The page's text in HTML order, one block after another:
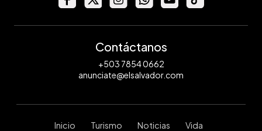
Contáctanos
+503 7854 0662
anunciate@elsalvador.com
Inicio Turismo Noticias Vida